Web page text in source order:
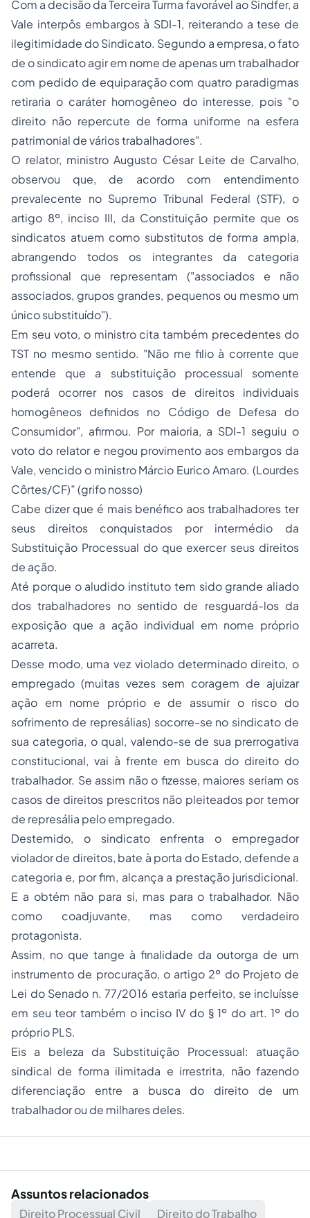
Com a decisão da Terceira Turma favorável ao Sindfer, a
Vale interpôs embargos à SDI-1, reiterando a tese de
ilegitimidade do Sindicato. Segundo a empresa, o fato
de o sindicato agir em nome de apenas um trabalhador
com pedido de equiparação com quatro paradigmas
retiraria o caráter homogêneo do interesse, pois "o
direito não repercute de forma uniforme na esfera
patrimonial de vários trabalhadores".
O relator, ministro Augusto César Leite de Carvalho,
observou que, de acordo com entendimento
prevalecente no Supremo Tribunal Federal (STF), o
artigo 8º, inciso III, da Constituição permite que os
sindicatos atuem como substitutos de forma ampla,
abrangendo todos os integrantes da categoria
profissional que representam ("associados e não
associados, grupos grandes, pequenos ou mesmo um
único substituído").
Em seu voto, o ministro cita também precedentes do
TST no mesmo sentido. "Não me filio à corrente que
entende que a substituição processual somente
poderá ocorrer nos casos de direitos individuais
homogêneos definidos no Código de Defesa do
Consumidor", afirmou. Por maioria, a SDI-1 seguiu o
voto do relator e negou provimento aos embargos da
Vale, vencido o ministro Márcio Eurico Amaro. (Lourdes
Côrtes/CF)” (grifo nosso)
Cabe dizer que é mais benéfico aos trabalhadores ter
seus direitos conquistados por intermédio da
Substituição Processual do que exercer seus direitos
de ação.
Até porque o aludido instituto tem sido grande aliado
dos trabalhadores no sentido de resguardá-los da
exposição que a ação individual em nome próprio
acarreta.
Desse modo, uma vez violado determinado direito, o
empregado (muitas vezes sem coragem de ajuizar
ação em nome próprio e de assumir o risco do
sofrimento de represálias) socorre-se no sindicato de
sua categoria, o qual, valendo-se de sua prerrogativa
constitucional, vai à frente em busca do direito do
trabalhador. Se assim não o fizesse, maiores seriam os
casos de direitos prescritos não pleiteados por temor
de represália pelo empregado.
Destemido, o sindicato enfrenta o empregador
violador de direitos, bate à porta do Estado, defende a
categoria e, por fim, alcança a prestação jurisdicional.
E a obtém não para si, mas para o trabalhador. Não
como coadjuvante, mas como verdadeiro
protagonista.
Assim, no que tange à finalidade da outorga de um
instrumento de procuração, o artigo 2º do Projeto de
Lei do Senado n. 77/2016 estaria perfeito, se incluísse
em seu teor também o inciso IV do § 1º do art. 1º do
próprio PLS.
Eis a beleza da Substituição Processual: atuação
sindical de forma ilimitada e irrestrita, não fazendo
diferenciação entre a busca do direito de um
trabalhador ou de milhares deles.
Assuntos relacionados
Direito Processual Civil
Direito do Trabalho